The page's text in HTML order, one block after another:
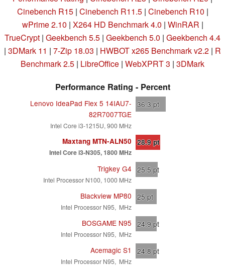
Cinebench R15| Cinebench R11.5| Cinebench R10 |
wPrime 2.10 | X264 HD Benchmark 4.0 | WinRAR |
TrueCrypt | Geekbench 5.5 | Geekbench 5.0 | Geekbench 4.4
| 3DMark 11 | 7-Zip 18.03 | HWBOT x265 Benchmark v2.2 | R
Benchmark 2.5 | LibreOffice | WebXPRT 3 | 3DMark
Performance Rating - Percent
Lenovo IdeaPad Flex 5 14IAU7-
82R7007TGE
Intel Core i3-1215U, 900 MHz
36.3 pt
Maxtang MTN-ALN50
Intel Core i3-N305, 1800 MHz
28.9pt
Trigkey G4
Intel Processor N100, 1000 MHz
25.5 pt
Blackview MP80
Intel Processor N95, MHz
25 pt
BOSGAME N95
Intel Processor N95, MHz
24.9 pt
Acemagic S1
Intel Processor N95, MHz
24.8 pt